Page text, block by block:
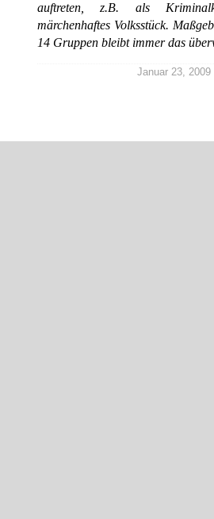
auftreten, z.B. als
märchenhaftes Volksstück.
14 Gruppen bleibt immer das
Januar 23,